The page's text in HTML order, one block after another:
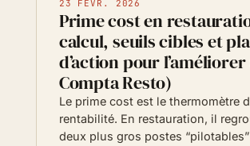
23 FÉVR. 2026
Prime cost en
calcul, seuils cibles et
d’action pour
Compta Resto)
Le prime cost est le thermomètre
rentabilité. En restauration, il
deux plus gros postes